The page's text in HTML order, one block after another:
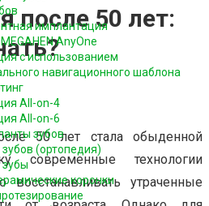
имплантация
AnyOne
с использованием
навигационного шаблона
All-on-4
All-on-6
зубов
(ортопедия)
коронки
после 50 лет:
50 лет стала обыденной
современные технологии
восстанавливать утраченные